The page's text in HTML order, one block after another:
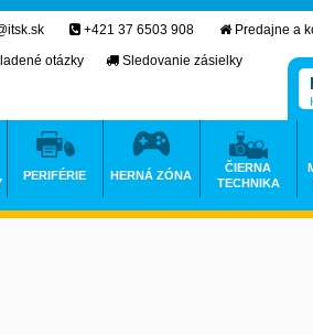
+421 37 6503 908
Predajne a
otázky
Sledovanie zásielky
PERIFÉRIE HERNÁ ZÓNA
ČIERNA
TECHNIKA